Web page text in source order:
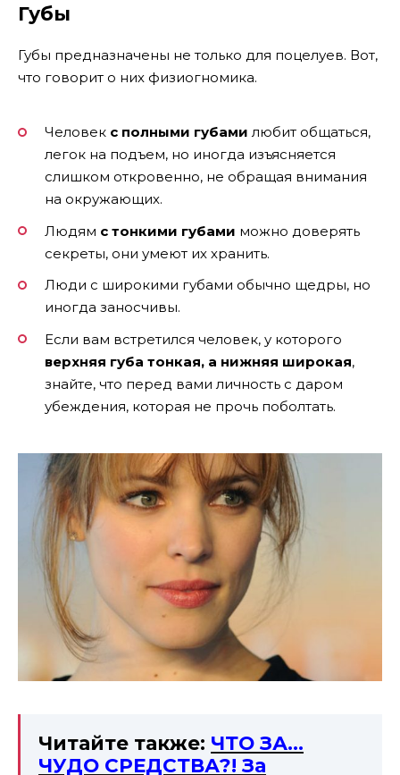
Губы
Губы предназначены не только для поцелуев. Вот,
что говорит о них физиогномика.
Человек с полными губами любит общаться,
легок на подъем, но иногда изъясняется
слишком откровенно, не обращая внимания
на окружающих.
Людям с тонкими губами можно доверять
секреты, они умеют их хранить.
Люди с широкими губами обычно щедры, но
иногда заносчивы.
Если вам встретился человек, у которого
верхняя губа тонкая, а нижняя широкая,
знайте, что перед вами личность с даром
убеждения, которая не прочь поболтать.
Читайте также: ЧТО ЗА…
ЧУДО СРЕДСТВА?! За